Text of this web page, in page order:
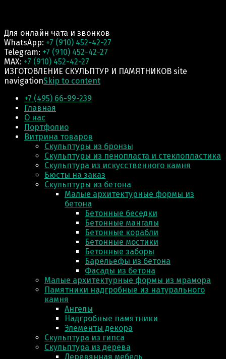
Для онлайн чата и звонков
WhatsApp: +7 (910) 452-42-27
Telegram: +7 (910) 452-42-27
MAX: +7 (910) 452-42-27
ИЗГОТОВЛЕНИЕ СКУЛЬПТУР И ПАМЯТНИКОВ site
navigationSkip to content
+7 (495) 66-99-239
Главная
О нас
Портфолио
Витрина товаров
Скульптуры из бронзы
Скульптуры из пенопласта и стеклопластика
Скульптура из искусственного камня
Бюсты на заказ
Скульптуры из бетона
Малые архитектурные формы из
бетона
Бетонные беседки
Бетонные мангалы
Бетонные корабли
Бетонные мостики
Бетонные заборы
Барельефы из бетона
Фасады из бетона
Малые архитектурные формы из мрамора
Памятники надгробные из натурального
камня
Ангелы
Надгробные памятники
Элементы декора
Скульптура из гипса
Скульптура из деревa
Деревянная мебель